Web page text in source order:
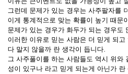
그런데 문제가 있는 경우는 사주팔자를
이게 통계적으로 맞는 확률이 높기 때문
문제가 있는 경우가 화두가 되는 경우도
이러한 이유로 믿는 사람은 더 믿게 되
다 말지 않을까 란 생각이 듭니다.
그 사주풀이를 하는 사람들도 역시 위와
성이 있구나 라고 믿게 되는게 아닌가 란